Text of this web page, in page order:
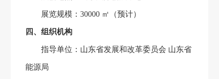
展览规模：30000 ㎡（预计）
四、组织机构
指导单位：山东省发展和改革委员会 山东省
能源局